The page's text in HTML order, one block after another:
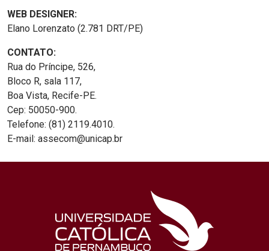
WEB DESIGNER:
Elano Lorenzato (2.781 DRT/PE)
CONTATO:
Rua do Príncipe, 526,
Bloco R, sala 117,
Boa Vista, Recife-PE.
Cep: 50050-900.
Telefone: (81) 2119.4010.
E-mail: assecom@unicap.br